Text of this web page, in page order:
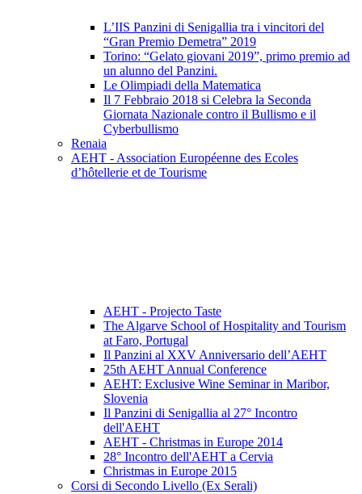
L’IIS Panzini di Senigallia tra i vincitori del
“Gran Premio Demetra” 2019
Torino: “Gelato giovani 2019”, primo premio ad
un alunno del Panzini.
Le Olimpiadi della Matematica
Il 7 Febbraio 2018 si Celebra la Seconda
Giornata Nazionale contro il Bullismo e il
Cyberbullismo
Renaia
AEHT - Association Européenne des Ecoles
d’hôtellerie et de Tourisme
AEHT - Projecto Taste
The Algarve School of Hospitality and Tourism
at Faro, Portugal
Il Panzini al XXV Anniversario dell’AEHT
25th AEHT Annual Conference
AEHT: Exclusive Wine Seminar in Maribor,
Slovenia
Il Panzini di Senigallia al 27° Incontro
dell'AEHT
AEHT - Christmas in Europe 2014
28° Incontro dell'AEHT a Cervia
Christmas in Europe 2015
Corsi di Secondo Livello (Ex Serali)